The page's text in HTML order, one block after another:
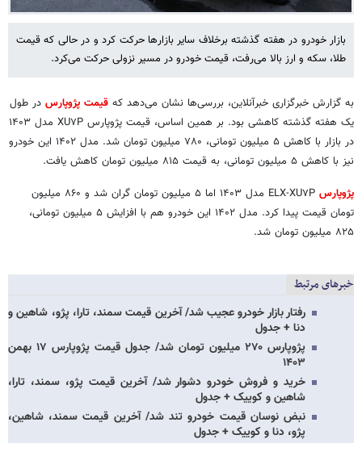
بازار خودرو در هفته گذشته برخلاف سایر بازارها حرکت کرد و در حالی که قیمت
طلا، سکه و ارز بالا می‌رفت، قیمت خودرو در مسیر نزولی حرکت می‌کرد.
به گزارش خبرگزاری خبرآنلاین، بررسی‌ها نشان می‌دهد که قیمت پژوپارس در طول
یک هفته گذشته کاهشی بود. بر همین اساس، قیمت پژوپارس XU۷P مدل ۱۴۰۳
در بازار با کاهش ۵ میلیون تومانی، ۷۸۰ میلیون تومان شد. مدل ۱۴۰۲ این خودرو
نیز با کاهش ۵ میلیون تومانی، به قیمت ۸۱۵ میلیون تومان کاهش یافت.
پژوپارس
ELX-XU۷P مدل ۱۴۰۳ اما ۵ میلیون تومان گران شد و ۸۶۰ میلیون
تومان قیمت پیدا کرد. مدل ۱۴۰۲ این خودرو هم با افزایش ۵ میلیون تومانی،
۸۲۵ میلیون تومان شد.
خبرهای مرتبط
رفتار بازار خودرو عجیب شد/ آخرین قیمت سمند، تارا، پژو، شاهین و
دنا + جدول
پژوپارس ۲۷۰ میلیون تومان شد/ جدول قیمت پژوپارس ۱۷ بهمن
۱۴۰۳
خرید و فروش خودرو دشوار شد/ آخرین قیمت پژو، سمند، تارا،
شاهین و کوییک + جدول
نبض نوسان قیمت خودرو تند شد/ آخرین قیمت سمند، شاهین،
پژو، دنا و کوییک + جدول